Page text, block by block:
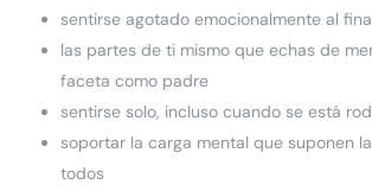
sentirse agotado emocionalmente al
las partes de ti mismo que echas de
faceta como padre
sentirse solo, incluso cuando se está
soportar la carga mental que suponen
todos